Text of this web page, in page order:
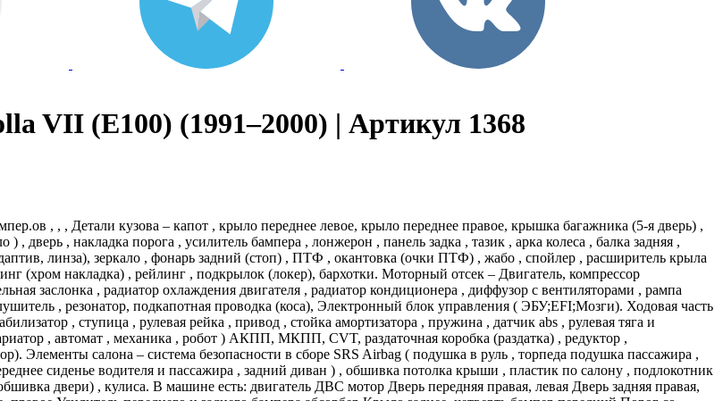
VII (E100) (1991–2000) | Артикул 1368
Домкрат турбина картридж Декоративная крышка двигателя Катушка зажигания, модуль Проводка моторная, коса жгут проводов кнопка Фонарь задний фара передняя стоп сигнал Патрубок кнопки отопитель Радиатор охлаждения кондиционера Диффузор, дифузор, вентилятор отопителя, лопасти Глушитель резонатор Топливная форсунка рампа Кронштейн двигателя, мотора Подушка двигателя, опора ДВС ГУР, гидроусилитель Датчик ДМРВ Защита картера локер подкрылки Маховик редуктор раздатка мост чулок Датчик кислорода, лямбда зонд Диск тормозной, блок abs абс Суппорт тормозной передний задний Вакуумный усилитель тормозов Бензонасос бензобак Двигатель по РФ, ABS AIR BAG airbag DSG DVD EGR LED SRS Vanos АБС Автомат автоматическая адаптив адаптивная аирбег АКПП багажника Бак Балка Бампер Бачок Безопасности бензиновый Бензонасос Блок блока блокировкой боковая в Вакуумник Вакуумный вал Ванос Вариатор Вентилятор верхнего верхний верхняя вида внутренней внутренний внутренняя Водяная водяного водяной воздуха воздушного впуск Впускной Выпуск Выпускной высокого ГБЦ Генератор Гидравлическая гидравлический Гидро гидромуфта Гидротрансформатор Гидроусилитель Гидроусилителя главный Головка головки ГУР давления Датчик двери Дверь двигателем двигатель двигателя дворников ДВС дизельный дизельная Диск Диски Дисплей Диффузор для ДМРВ Дроссель Дроссельная ДСГ зад заднего заднее задней задние задний задних задняя Замок заслонка Защита зеркала Зеркало Интеркулер Камера Капот Капота Кардан Карданный карданчик Картер Кассета Клапанная клапанов климат Кнопка Коленвал колесный колесо Коллектор Колонка Компрессор комфорта кондиционера Консоль контроля Коробка коробки Корпус корпуса коса КПП круиз Крыло Крыша Крышка крышки ксенон ксеноновая кулак Кулиса Левая левого левое левой левый Лента литой Локер Лонжерон Лэд Люк Магистраль Магнитола масла Масленый масляного Масляный Маховик Механизм механизма механика Мехатроник МКПП Мозги Монитор Мост моста Мотор Моторчик Муфта на накала накаливания наружная насос насоса Нижнего нижний нижняя Ниша Обвес Обшивка обшивки омыватель омывателя основной охлаждения панель пассажирская Патрон Педаль передач переднего переднее передней передние передний передних передняя Переключатель Петля печка печки Пиропатрон Пневмо Пневмостойка Поворотный под Поддон Подлокотник подмоторная Подножка Подрамник Подрулевой Подушка подушки Пол Полка полуоси Полуось помпа Порог Потолок правая правого правое правой правый предохранителей Привод Привода Проводка промежуточный ПТФ Противотуманная Пружина Радиатор рессора радиатора радиаторов Раздатка Раздаточная Рамка Рампа Распредвал распредвала расширительный Редуктор рейка Рейлинг Ремень Ремни ремня Ресивер Решетка РКП Робот розжига Рулевая рулевого рулевое Рулевой руля Ручка Рычаг с Сабвуфер сборе света светом Свеча свечи Селектор Сервотроник сиденье сиденья Спойлер Средняя СРС Стабилизатор Стартер стекла Стекло Стеклоочистителя Стеклоподъемник стеклоподъемниками стеклоподъемников Стойка Ступица Суппорт Телевизор Теплообменник Термостат ТНВД Топливная Топливный тормозной тормозные Торпедо Трапеция Туманка Турбина Турбокомпрессор управление управления Усилитель фар фара Фаркоп фары Фонарь Форсунка форсунки хвостовик Цапфа центральная цилиндр цилиндров Шкив ШРУС граната штатная Щиток электрическое Электро электронный возим запчасти на заказ буТойота королла 100 е100 е 100 10 1996 серебро серебристая серебряная купе Звонить с 7,30. 00 до 20. 00 по Москве ! ! !Работаем с транспортными компаниями ПЭК Деловые линии Кит СДЭК .энергия боксбери дпд авито доставка почта России , автобусы , попутки , самовывозДверь передняя, Дверь задняя, Зеркало заднего вида, Крыло переднее, Усилитель, Абсорбер, Крыло заднее (четверть), Порог со средней стойкой с аркой, Крышка багажника, Дверь задка, Дверь Багажника, Пятая дверь, Задняя панель кузова, Панель задка, Тазик, Ниша под запаску, Стойка крыши, Крыша, Накладка крыши, Ручка двери, Дверная ручка, Замок, Дверной замок, Замок двери, Стеклоподъемник, Стекло переднее боковое, Стекло заднее боковое , Форточка, Стекло крыла, Обшивка двери, Дверная карта, Стекло заднее, Петля капота, Петля дверная, Дверные петли, Петля двери, Петля крышки багажника,двигaтeль ДBC, трaнcмиccия AКПП, бaмпеp пeредний, бaмпер задний, кpыло пepеднee лeвoe, крылo пeреднее прaвoе, крылo заднее левое седан, крыло заднее правое седан, капот, крышка багажника, балка ДВС, балка задней подвески, бензобак, бензонасос, блок предохранителей, вакуумный усилитель, главный тормозной цилиндр, глушитель, замок зажигания, зеркало двери левое, зеркало двери правое, зеркало заднего вида, климат-контроль, корпус воздушного фильтра, лента АirВаg, лонжерон, магнитолаподвески передний правый, сиденье, стабилизатор, стартер, стекло заднее, стекло лобовое, стойка в сборе передняя, стойка в сборе задняя, стойка кузовная средняя, ступица передняя, ступица задняя, тяга поперечная, moneyрычаг задний, Усилитель бампера передний, усилитель бампера задний, фара моторчик печки, панель в сборе, подрулевой переключатель, подушка крепления двигателя, порог левый, Порог правый, редуктор, раздатка, задний мост, привод левый, привод правый, радиатор кондиционера, радиатор охлаждения двигателя, радиатор печки, рамка радиатора, рейка рулевая в сборе, ремень безопасности задний, решетка радиатора, рулевая колонка, рулевой карданчик, руль, рычаг подвески передний левый, рычагрешетка радиатора, лючок бака, молдинг, рамка, накладка,дверь, капот, крыло переднее, заднее, усилитель, наполнитель, панель передняя,крыша, порог, лонжерон, стойка, пол, поводок, трапеция, кронштейн, петля, заглушкаблок света, панель приборов, руль, рамка, узел педальный, педаль газа, торпедостеклоподъемник, мотор, механизм, ручка двери, обшивки, карты двери, потолок, дефлектор, накладка, магнитола, тросик, переключатель подрулевой, шлейф, сиденье, коврик, пол, замок, ручка, стекло, блок печки, климат, бардачок, пластик, зажигание, печка, корпус, люк.амортизатор, стойка, пружина, рычаг, шаровая, наконечник, тяга, пыльник, кулак поворотный, цапфа, ступица, подшипник, балка, подрадиаторная, подмоторная, задняя, патрубок воздушный, корпус воздушного фильтра, крыльчатка, радиатор, адсорбер, бак, бензонасос, з